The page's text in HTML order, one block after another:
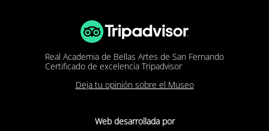
Real Academia de Bellas Artes de San Fernando
Certificado de excelencia Tripadvisor
Deja tu opinión sobre el Museo
Web desarrollada por